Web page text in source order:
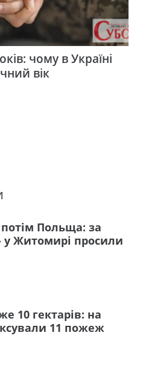
чому в Україні
вік
Польща: за
у Житомирі просили
10 гектарів: на
11 пожеж